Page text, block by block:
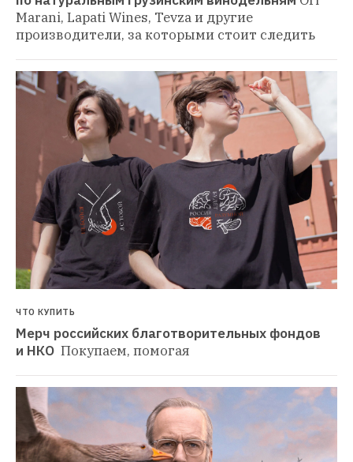
Marani, Lapati Wines, Tevza и другие
производители, за которыми стоит следить
ЧТО КУПИТЬ
Мерч российских благотворительных фондов
и НКО Покупаем, помогая